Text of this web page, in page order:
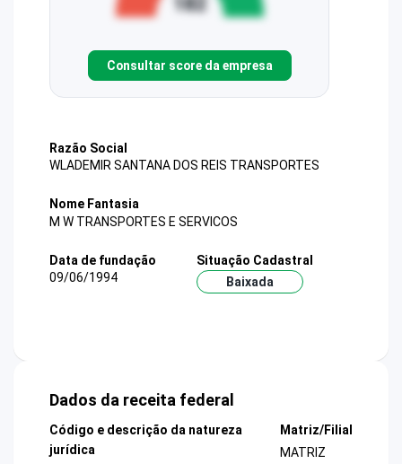
Consultar score da empresa
Razão Social
WLADEMIR SANTANA DOS REIS TRANSPORTES
Nome Fantasia
M W TRANSPORTES E SERVICOS
Data de fundação
09/06/1994
Situação Cadastral
Baixada
Dados da receita federal
Código e descrição da natureza
jurídica
Matriz/Filial
MATRIZ